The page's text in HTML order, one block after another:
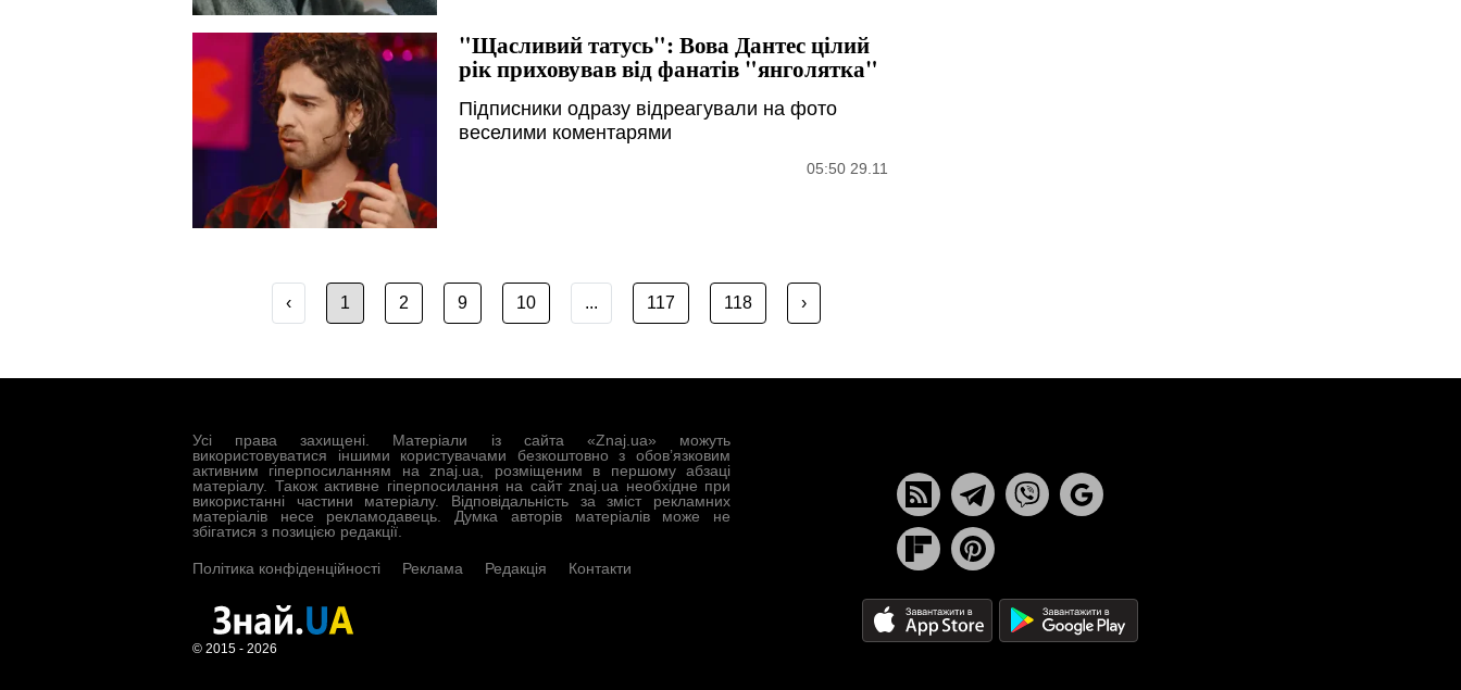
"Щасливий татусь": Вова Дантес цілий
рік приховував від фанатів "янголятка"
Підписники одразу відреагували на фото
веселими коментарями
05:50 29.11
‹ 1 2 9 10 ... 117 118 ›
Усі права захищені. Матеріали із сайта «Znaj.ua» можуть
використовуватися іншими користувачами безкоштовно з обов’язковим
активним гіперпосиланням на znaj.ua, розміщеним в першому абзаці
матеріалу. Також активне гіперпосилання на сайт znaj.ua необхідне при
використанні частини матеріалу. Відповідальність за зміст рекламних
матеріалів несе рекламодавець. Думка авторів матеріалів може не
збігатися з позицією редакції.
Політика конфіденційності Реклама Редакція Контакти
© 2015 - 2026